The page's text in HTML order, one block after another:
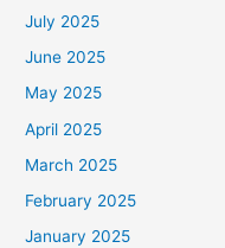
July 2025
June 2025
May 2025
April 2025
March 2025
February 2025
January 2025